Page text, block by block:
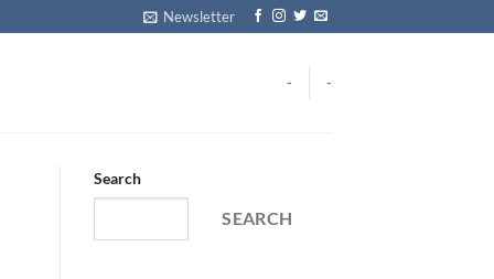
Newsletter
- -
Search
SEARCH